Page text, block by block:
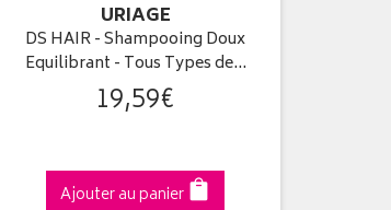
URIAGE
DS HAIR - Shampooing Doux
Equilibrant - Tous Types de…
19,59€
Ajouter au panier